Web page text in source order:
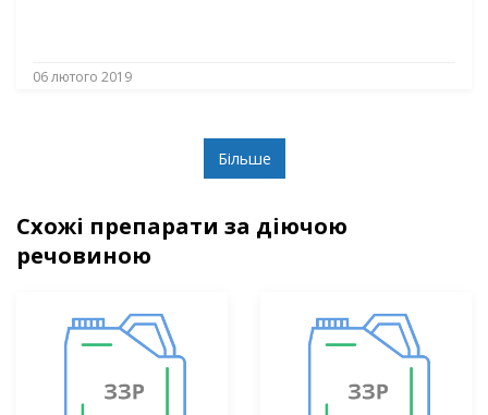
06 лютого 2019
Більше
Схожі препарати за діючою
речовиною